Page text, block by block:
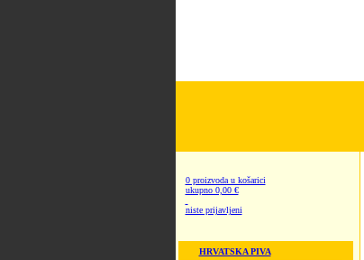
0 proizvoda u košarici
ukupno 0,00 €
niste prijavljeni
HRVATSKA PIVA